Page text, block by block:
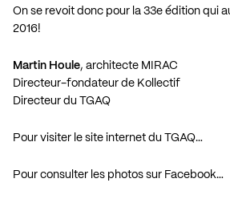
On se revoit donc pour la 33e édition qui
2016!
Martin Houle, architecte MIRAC
Directeur-fondateur de Kollectif
Directeur du TGAQ
Pour visiter le site internet du TGAQ…
Pour consulter les photos sur Facebook…